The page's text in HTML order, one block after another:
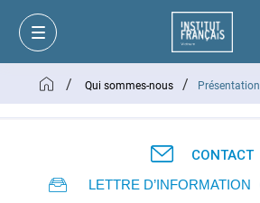
/ Qui sommes-nous / Présentation
CONTACT
LETTRE D’INFORMATION